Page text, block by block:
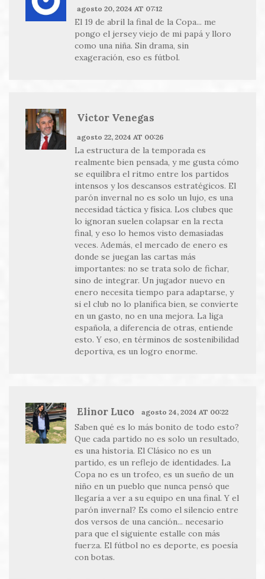
agosto 20, 2024 AT 07:12
El 19 de abril la final de la Copa... me
pongo el jersey viejo de mi papá y lloro
como una niña. Sin drama, sin
exageración, eso es fútbol.
Victor Venegas
agosto 22, 2024 AT 00:26
La estructura de la temporada es
realmente bien pensada, y me gusta cómo
se equilibra el ritmo entre los partidos
intensos y los descansos estratégicos. El
parón invernal no es solo un lujo, es una
necesidad táctica y física. Los clubes que
lo ignoran suelen colapsar en la recta
final, y eso lo hemos visto demasiadas
veces. Además, el mercado de enero es
donde se juegan las cartas más
importantes: no se trata solo de fichar,
sino de integrar. Un jugador nuevo en
enero necesita tiempo para adaptarse, y
si el club no lo planifica bien, se convierte
en un gasto, no en una mejora. La liga
española, a diferencia de otras, entiende
esto. Y eso, en términos de sostenibilidad
deportiva, es un logro enorme.
Elinor Luco agosto 24, 2024 AT 00:22
Saben qué es lo más bonito de todo esto?
Que cada partido no es solo un resultado,
es una historia. El Clásico no es un
partido, es un reflejo de identidades. La
Copa no es un trofeo, es un sueño de un
niño en un pueblo que nunca pensó que
llegaría a ver a su equipo en una final. Y el
parón invernal? Es como el silencio entre
dos versos de una canción... necesario
para que el siguiente estalle con más
fuerza. El fútbol no es deporte, es poesía
con botas.